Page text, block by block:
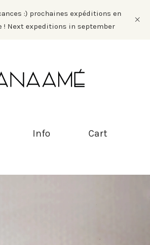
:) prochaines expéditions en
! Next expeditions in september
Info Cart